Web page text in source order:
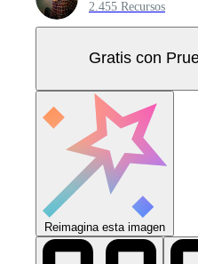
2.455 Recursos
Gratis con
Reimagina esta imagen